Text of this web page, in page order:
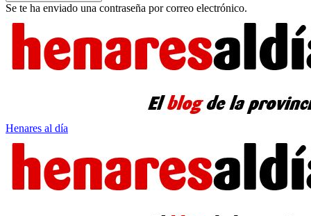
Se te ha enviado una contraseña por correo electrónico.
Henares al día